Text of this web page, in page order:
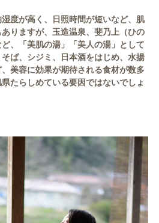
度が高く、日照時間が短いなど、肌
りますが、 玉造温泉、斐乃上（ひの
、「美肌の湯」「美人の湯」として
ば、シジミ、日本酒をはじめ、水揚
美容に効果が期待される食材が数多
たらしめている要因ではないでしょ